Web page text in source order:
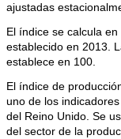
ajustadas
El índice se calcula
establecido en 2013.
establece en 100.
El índice de
uno de los
del Reino Unido. Se
del sector de la